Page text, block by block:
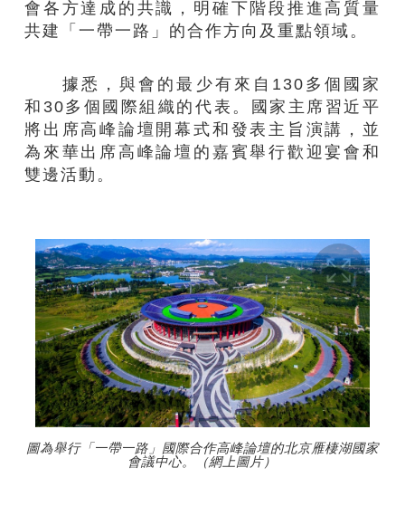
會各方達成的共識，明確下階段推進高質量
共建「一帶一路」的合作方向及重點領域。
據悉，與會的最少有來自130多個國家
和30多個國際組織的代表。國家主席習近平
將出席高峰論壇開幕式和發表主旨演講，並
為來華出席高峰論壇的嘉賓舉行歡迎宴會和
雙邊活動。
圖為舉行「一帶一路」國際合作高峰論壇的北京雁棲湖國家
會議中心。（網上圖片）